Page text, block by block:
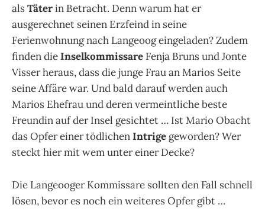
alsTäterin Betracht. Denn warum hat er
ausgerechnet seinen Erzfeind in seine
Ferienwohnung nach Langeoog eingeladen? Zudem
finden dieInselkommissare Fenja Bruns und Jonte
Visser heraus, dass die junge Frau an Marios Seite
seine Affäre war. Und bald darauf werden auch
Marios Ehefrau und deren vermeintliche beste
Freundin auf der Insel gesichtet … Ist Mario Obacht
das Opfer einer tödlichenIntrige geworden? Wer
steckt hier mit wem unter einer Decke?
Die Langeooger Kommissare sollten den Fall schnell
lösen, bevor es noch ein weiteres Opfer gibt …